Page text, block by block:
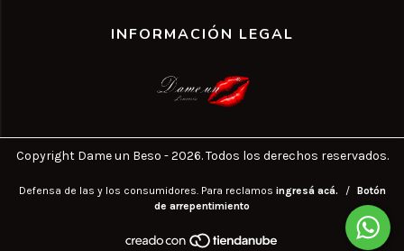
INFORMACIÓN LEGAL
Copyright Dame un Beso - 2026. Todos los derechos reservados.
Defensa de las y los consumidores. Para reclamos ingresá acá. /
Botón
de arrepentimiento